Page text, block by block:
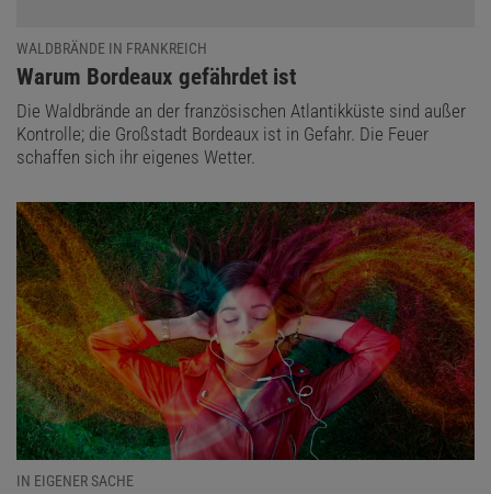
WALDBRÄNDE IN FRANKREICH
:
Warum Bordeaux gefährdet ist
Die Waldbrände an der französischen Atlantikküste sind außer
Kontrolle; die Großstadt Bordeaux ist in Gefahr. Die Feuer
schaffen sich ihr eigenes Wetter.
IN EIGENER SACHE